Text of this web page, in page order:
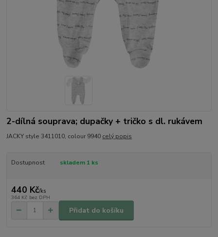
2-dílná souprava; dupačky + tričko s dl. rukávem
JACKY style 3411010, colour 9940 celý popis
Dostupnost skladem 1 ks
440 Kč/ks
364 Kč bez DPH
Přidat do košíku